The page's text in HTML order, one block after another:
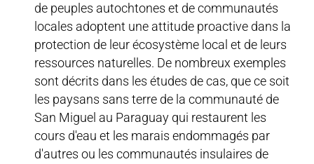
de peuples autochtones et de communautés
locales adoptent une attitude proactive dans la
protection de leur écosystème local et de leurs
ressources naturelles. De nombreux exemples
sont décrits dans les études de cas, que ce soit
les paysans sans terre de la communauté de
San Miguel au Paraguay qui restaurent les
cours d'eau et les marais endommagés par
d'autres ou les communautés insulaires de